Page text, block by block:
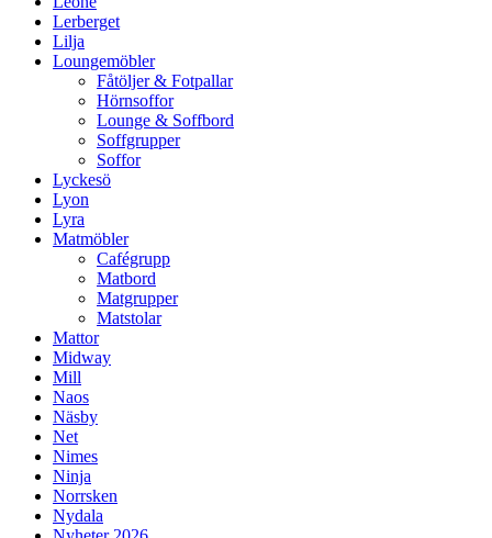
Lerberget
Lilja
Loungemöbler
Fåtöljer & Fotpallar
Hörnsoffor
Lounge & Soffbord
Soffgrupper
Soffor
Lyckesö
Lyon
Lyra
Matmöbler
Cafégrupp
Matbord
Matgrupper
Matstolar
Mattor
Midway
Mill
Naos
Näsby
Net
Nimes
Ninja
Norrsken
Nydala